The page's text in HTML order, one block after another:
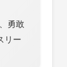
勇敢
リー